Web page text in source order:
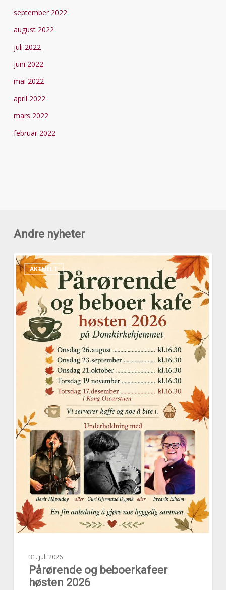
september 2022
august 2022
juli 2022
juni 2022
mai 2022
april 2022
mars 2022
februar 2022
Andre nyheter
AKTUELT
Pårørende
og
beboerkafeer
høsten
2026
31. juli 2026
Pårørende og beboerkafeer
høsten 2026